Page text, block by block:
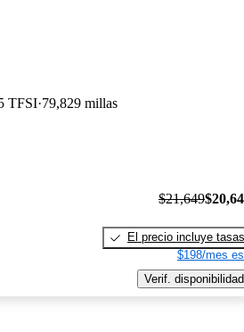
TFSI 79,829 millas
$21,649
El precio incluye tasas
$198/mes
Verif. disponibilidad